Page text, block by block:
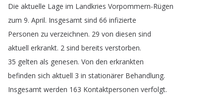
Die aktuelle Lage im Landkries Vorpommern-Rügen
zum 9. April. Insgesamt sind 66 infizierte
Personen zu verzeichnen. 29 von diesen sind
aktuell erkrankt. 2 sind bereits verstorben.
35 gelten als genesen. Von den erkrankten
befinden sich aktuell 3 in stationärer Behandlung.
Insgesamt werden 163 Kontaktpersonen verfolgt.